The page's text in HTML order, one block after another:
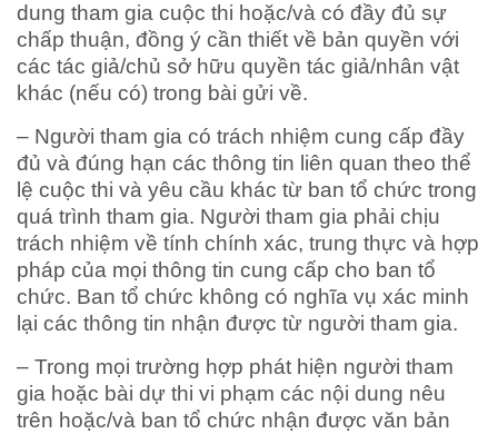
dung tham gia cuộc thi hoặc/và có đầy đủ sự
chấp thuận, đồng ý cần thiết về bản quyền với
các tác giả/chủ sở hữu quyền tác giả/nhân vật
khác (nếu có) trong bài gửi về.
– Người tham gia có trách nhiệm cung cấp đầy
đủ và đúng hạn các thông tin liên quan theo thể
lệ cuộc thi và yêu cầu khác từ ban tổ chức trong
quá trình tham gia. Người tham gia phải chịu
trách nhiệm về tính chính xác, trung thực và hợp
pháp của mọi thông tin cung cấp cho ban tổ
chức. Ban tổ chức không có nghĩa vụ xác minh
lại các thông tin nhận được từ người tham gia.
– Trong mọi trường hợp phát hiện người tham
gia hoặc bài dự thi vi phạm các nội dung nêu
trên hoặc/và ban tổ chức nhận được văn bản